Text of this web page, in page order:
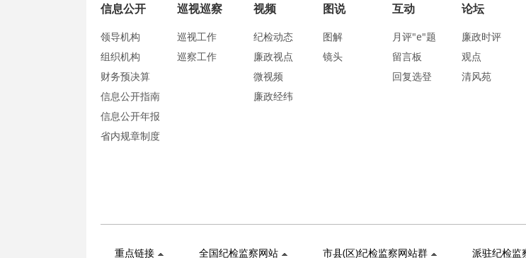
信息公开
领导机构
组织机构
财务预决算
信息公开指南
信息公开年报
省内规章制度
巡视巡察
巡视工作
巡察工作
视频
纪检动态
廉政视点
微视频
廉政经纬
图说
图解
镜头
互动
月评"e"题
留言板
回复选登
论坛
廉政时评
观点
清风苑
重点链接 全国纪检监察网站 市县(区)纪检监察网站群 派驻纪检监